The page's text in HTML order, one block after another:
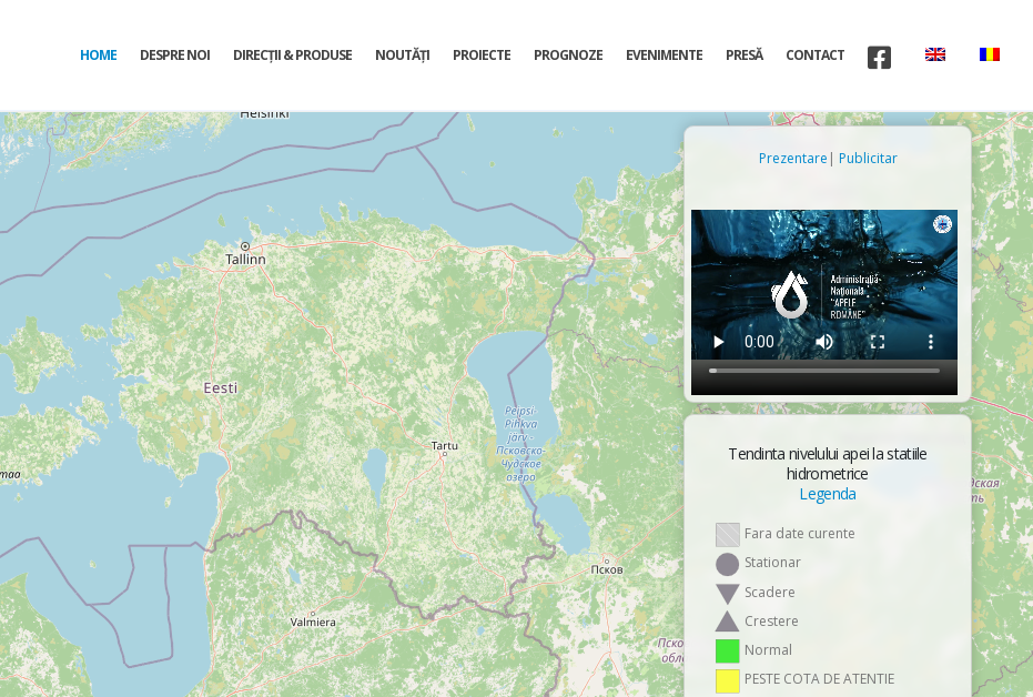
HOME DESPRE NOI DIRECŢII & PRODUSE NOUTĂȚI PROIECTE PROGNOZE EVENIMENTE PRESĂ CONTACT
Prezentare | Publicitar
Tendinta nivelului apei la statiile
hidrometrice
Legenda
Fara date curente
Stationar
Scadere
Crestere
Normal
PESTE COTA DE ATENTIE